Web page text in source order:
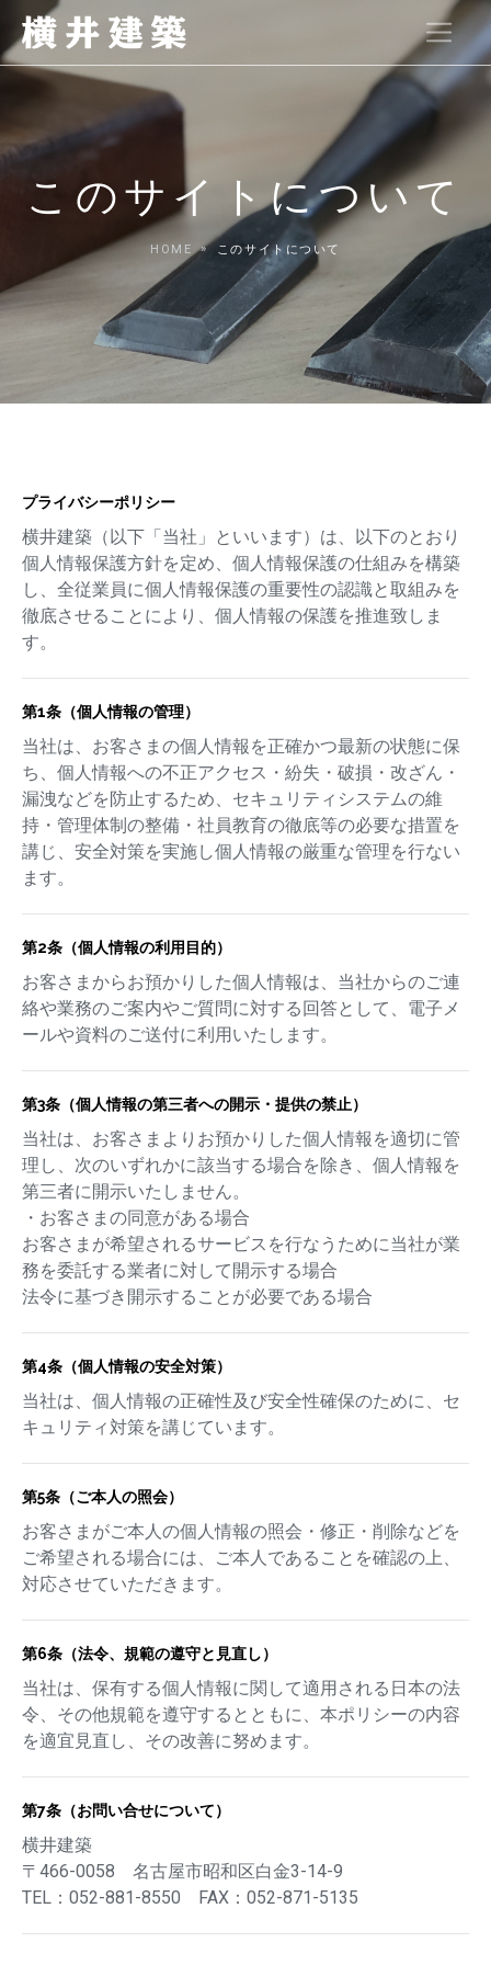
このサイトについて
HOME このサイトについて
プライバシーポリシー
横井建築（以下「当社」といいます）は、以下のとおり
個人情報保護方針を定め、個人情報保護の仕組みを構築
し、全従業員に個人情報保護の重要性の認識と取組みを
徹底させることにより、個人情報の保護を推進致しま
す。
第1条（個人情報の管理）
当社は、お客さまの個人情報を正確かつ最新の状態に保
ち、個人情報への不正アクセス・紛失・破損・改ざん・
漏洩などを防止するため、セキュリティシステムの維
持・管理体制の整備・社員教育の徹底等の必要な措置を
講じ、安全対策を実施し個人情報の厳重な管理を行ない
ます。
第2条（個人情報の利用目的）
お客さまからお預かりした個人情報は、当社からのご連
絡や業務のご案内やご質問に対する回答として、電子メ
ールや資料のご送付に利用いたします。
第3条（個人情報の第三者への開示・提供の禁止）
当社は、お客さまよりお預かりした個人情報を適切に管
理し、次のいずれかに該当する場合を除き、個人情報を
第三者に開示いたしません。
・お客さまの同意がある場合
お客さまが希望されるサービスを行なうために当社が業
務を委託する業者に対して開示する場合
法令に基づき開示することが必要である場合
第4条（個人情報の安全対策）
当社は、個人情報の正確性及び安全性確保のために、セ
キュリティ対策を講じています。
第5条（ご本人の照会）
お客さまがご本人の個人情報の照会・修正・削除などを
ご希望される場合には、ご本人であることを確認の上、
対応させていただきます。
第6条（法令、規範の遵守と見直し）
当社は、保有する個人情報に関して適用される日本の法
令、その他規範を遵守するとともに、本ポリシーの内容
を適宜見直し、その改善に努めます。
第7条（お問い合せについて）
横井建築
〒466-0058 名古屋市昭和区白金3-14-9
TEL：052-881-8550 FAX：052-871-5135